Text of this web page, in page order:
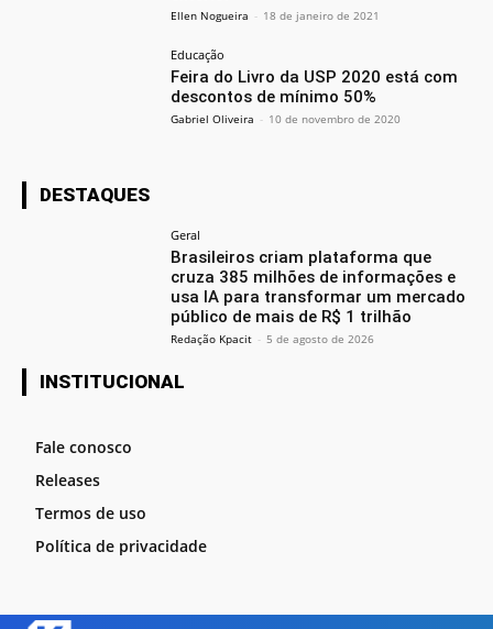
Ellen Nogueira - 18 de janeiro de 2021
Educação
Feira do Livro da USP 2020 está com
descontos de mínimo 50%
Gabriel Oliveira - 10 de novembro de 2020
DESTAQUES
Geral
Brasileiros criam plataforma que
cruza 385 milhões de informações e
usa IA para transformar um mercado
público de mais de R$ 1 trilhão
Redação Kpacit - 5 de agosto de 2026
INSTITUCIONAL
Fale conosco
Releases
Termos de uso
Política de privacidade